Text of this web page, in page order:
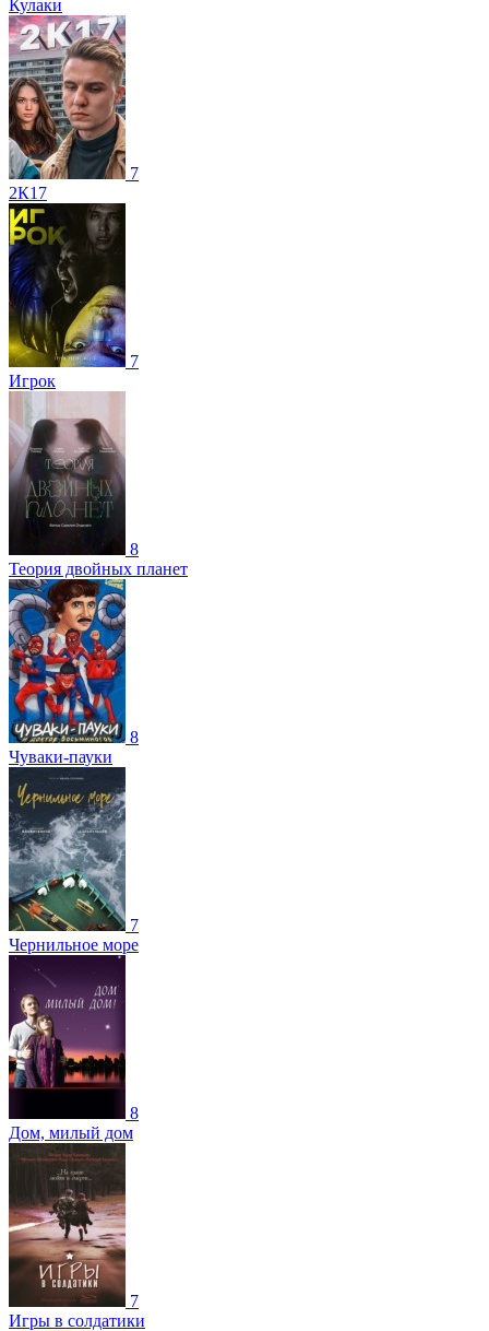
Кулаки
7
2К17
7
Игрок
8
Теория двойных планет
8
Чуваки-пауки
7
Чернильное море
8
Дом, милый дом
7
Игры в солдатики